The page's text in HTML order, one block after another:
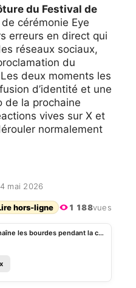
du Festival de
cérémonie Eye
erreurs en direct qui
réseaux sociaux,
du
deux moments les
d’identité et une
de la prochaine
vives sur X et
normalement
mai 2026
hors-ligne 1 188vues
Eye Haïdara enchaîne les bourdes pendant la cérémonie de clôture de Cannes 2026